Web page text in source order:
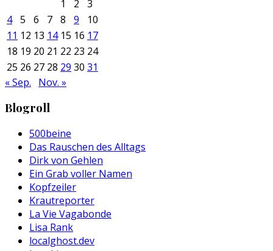
1 2
3
4 5 6 7 8 9
10
11 12 13 14 15 16 17
18 19 20 21 22 23 24
25 26 27 28 29 30 31
« Sep.
Nov. »
Blogroll
500beine
Das Rauschen des Alltags
Dirk von Gehlen
Ein Grab voller Namen
Kopfzeiler
Krautreporter
La Vie Vagabonde
Lisa Rank
localghost.dev